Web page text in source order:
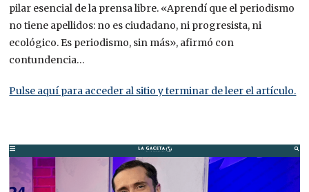
pilar esencial de la prensa libre. «Aprendí que el periodismo
no tiene apellidos: no es ciudadano, ni progresista, ni
ecológico. Es periodismo, sin más», afirmó con
contundencia…
Pulse aquí para acceder al sitio y terminar de leer el artículo.